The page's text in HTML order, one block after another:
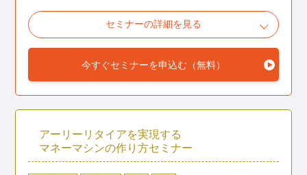
こんな人におすすめ
NISAを始めたいと思っているけれど、制度がいまいち理
解できていない
なんとなく積立を続けているけれど、思うような利益が
「新NISA」を徹底活用するために準備を整えておきたい
セミナーの詳細を見る
今すぐセミナーを申込む（無料）
アーリーリタイアを実現する
マネーマシンの作り方セミナー